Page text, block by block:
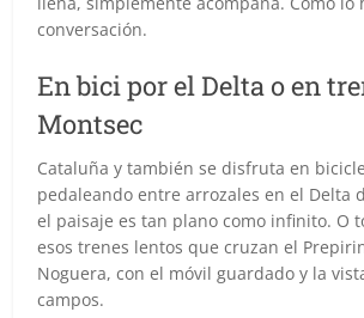
conversación.
En bici por el Delta o en
Montsec
Cataluña y también se disfruta en
pedaleando entre arrozales en el Delta
el paisaje es tan plano como infinito. O
esos trenes lentos que cruzan el
Noguera, con el móvil guardado y la
campos.